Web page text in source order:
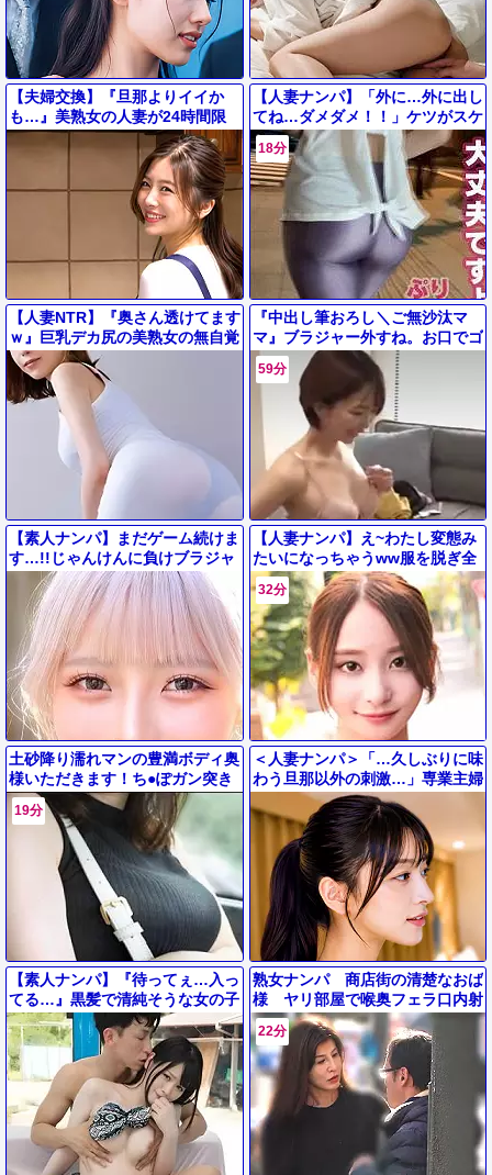
【夫婦交換】『旦那よりイイか
も…』美熟女の人妻が24時間限
定でスワッピング→乳首責め不倫
バック背面騎乗位♥エロ動画ドラ
【人妻ナンパ】「外に…外に出し
てね…ダメダメ！！」ケツがスケ
ベ過ぎてバックでドピュッ♡まだ
まだ治まらず騎乗位正常位でも…
18分
【人妻NTR】『奥さん透けてます
ｗ』巨乳デカ尻の美熟女の無自覚
誘惑に我慢できず即ハメ中出しノ
ーハンドフェラ【エロ動画】
『中出し筆おろし＼ご無沙汰マ
マ』ブラジャー外すね。お口でゴ
ム付けに挑戦したスリム奥様が我
慢仕切れず本生欲しがるエロ動画
59分
【素人ナンパ】まだゲーム続けま
す…!!じゃんけんに負けブラジャ
ーやパンツ丸が見えになっても野
球拳を続けた金髪ギャル
【人妻ナンパ】え~わたし変態み
たいになっちゃうww服を脱ぎ全
裸になった清楚系美熟女が童貞の
タオルをとり包茎ちんこと対面
32分
土砂降り濡れマンの豊満ボディ奥
様いただきます！ち●ぽガン突き
で子宮がキュンキュンするセック
スで合意フィニッシュ！
19分
＜人妻ナンパ＞「…久しぶりに味
わう旦那以外の刺激…」専業主婦
で忘れかけたオンナを取り戻すパ
ーティー帰りの人妻！
【素人ナンパ】『待ってぇ…入っ
てる…』黒髪で清純そうな女の子
を乳揉みマッサージで発情させて
ＭＭ号で中出し射精＜エロ動画＞
熟女ナンパ 商店街の清楚なおば
様 ヤリ部屋で喉奥フェラ口内射
精 イキ潮噴出 中出し精子を舐
める！（21分18秒）
22分